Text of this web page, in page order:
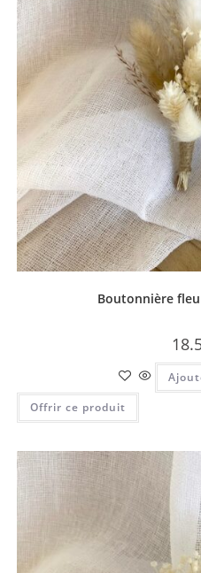
Boutonnière
Offrir ce produit